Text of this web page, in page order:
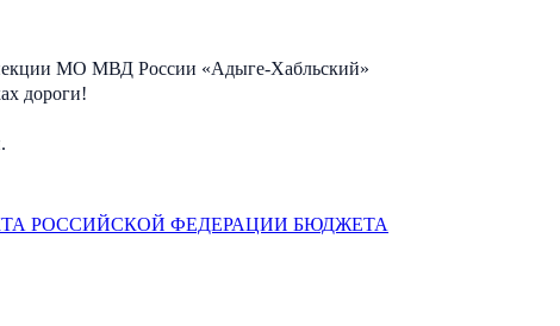
МО МВД России «Адыге-Хабльский»
дороги!
РОССИЙСКОЙ ФЕДЕРАЦИИ БЮДЖЕТА